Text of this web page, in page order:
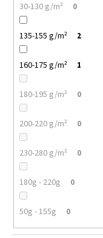
30-130 g/m² 0
135-155 g/m² 2
160-175 g/m² 1
180-195 g/m² 0
200-220 g/m² 0
230-280 g/m² 0
180g - 220g 0
50g - 155g 0